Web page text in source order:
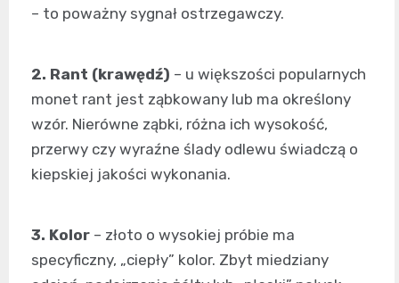
– to poważny sygnał ostrzegawczy.
2. Rant (krawędź) – u większości popularnych
monet rant jest ząbkowany lub ma określony
wzór. Nierówne ząbki, różna ich wysokość,
przerwy czy wyraźne ślady odlewu świadczą o
kiepskiej jakości wykonania.
3. Kolor – złoto o wysokiej próbie ma
specyficzny, „ciepły” kolor. Zbyt miedziany